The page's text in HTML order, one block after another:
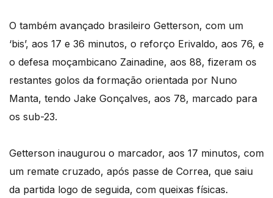
O também avançado brasileiro Getterson, com um
‘bis’, aos 17 e 36 minutos, o reforço Erivaldo, aos 76, e
o defesa moçambicano Zainadine, aos 88, fizeram os
restantes golos da formação orientada por Nuno
Manta, tendo Jake Gonçalves, aos 78, marcado para
os sub-23.
Getterson inaugurou o marcador, aos 17 minutos, com
um remate cruzado, após passe de Correa, que saiu
da partida logo de seguida, com queixas físicas.